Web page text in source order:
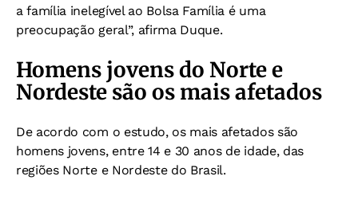
a família inelegível ao Bolsa Família é uma
preocupação geral”, afirma Duque.
Homens jovens do Norte e
Nordeste são os mais afetados
De acordo com o estudo, os mais afetados são
homens jovens, entre 14 e 30 anos de idade, das
regiões Norte e Nordeste do Brasil.